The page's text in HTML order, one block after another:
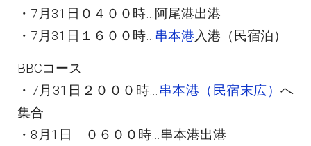
・7月31日０４００時…阿尾港出港
・7月31日１６００時…串本港入港（民宿泊）
BBCコース
・7月31日２０００時… 串本港（民宿末広） へ
集合
・8月1日 ０６００時…串本港出港